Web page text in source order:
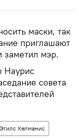
маски, так
приглашают
заметил мэр.
Наурис
совета
Эгилс Хелманис